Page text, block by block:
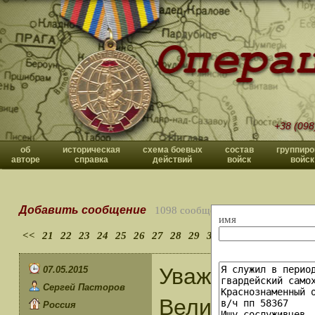
+38
об
авторе
историческая
справка
схема боевых
действий
состав
войск
войск
имя
Добавить сообщение 1098 сообщений
<< 21 22 23 24 25 26 27 28 29 30
07.05.2015
Сергей Пасторов
Россия
Уважаемый
Великой